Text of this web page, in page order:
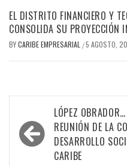
EL DISTRITO FINANCIERO Y
CONSOLIDA SU PROYECCIÓN
BYCARIBE EMPRESARIAL /5 AGOSTO,
Navegación
de
entradas
LÓPEZ
REUNIÓN DE LA
DESARROLLO
CARIBE